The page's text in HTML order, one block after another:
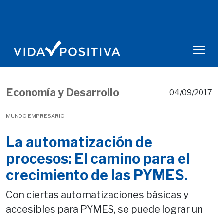
Economía y Desarrollo
MUNDO EMPRESARIO
04/09/2017
La automatización de
procesos: El camino para el
crecimiento de las PYMES.
Con ciertas automatizaciones básicas y
accesibles para PYMES, se puede lograr un